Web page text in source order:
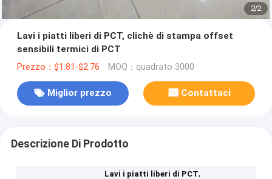
2/2
Lavi i piatti liberi di PCT, clichè di stampa offset
sensibili termici di PCT
Prezzo：$1.81-$2.76 MOQ：quadrato 3000
Miglior prezzo Contattaci
Descrizione Di Prodotto
Lavi i piatti liberi di PCT,